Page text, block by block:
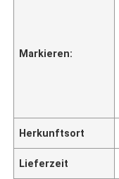
Markieren:
Herkunftsort
Lieferzeit